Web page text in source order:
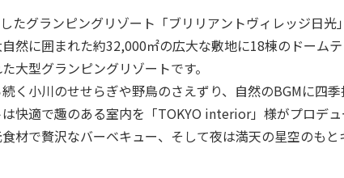
たグランピングリゾート「ブリリアントヴィレッジ日光」
然に囲まれた約32,000㎡の広大な敷地に18棟のドームテ
大型グランピングリゾートです。
く小川のせせらぎや野鳥のさえずり、自然のBGMに四季
快適で趣のある室内を「TOKYO interior」様がプロデュ
材で贅沢なバーベキュー、そして夜は満天の星空のも